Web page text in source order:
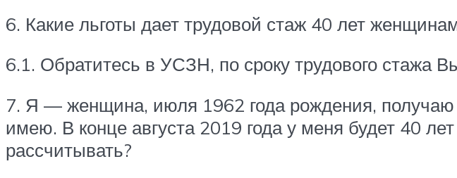
6. Какие льготы дает трудовой стаж 40 лет
6.1. Обратитесь в УСЗН, по сроку трудового стажа
7. Я — женщина, июля 1962 года рождения,
имею. В конце августа 2019 года у меня будет 40
рассчитывать?